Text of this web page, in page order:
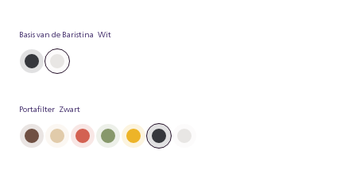
van een heerlijk, vers gebrouwen koffie. Dus swipe de hendel -
en maak je klaar voor echte espresso. Zonder gedoe.
Basis van de Baristina Wit
Portafilter Zwart